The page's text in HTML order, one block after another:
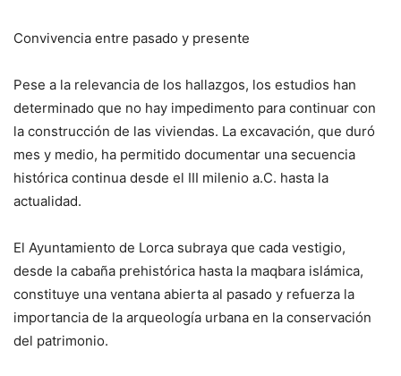
Convivencia entre pasado y presente
Pese a la relevancia de los hallazgos, los estudios han
determinado que no hay impedimento para continuar con
la construcción de las viviendas. La excavación, que duró
mes y medio, ha permitido documentar una secuencia
histórica continua desde el III milenio a.C. hasta la
actualidad.
El Ayuntamiento de Lorca subraya que cada vestigio,
desde la cabaña prehistórica hasta la maqbara islámica,
constituye una ventana abierta al pasado y refuerza la
importancia de la arqueología urbana en la conservación
del patrimonio.